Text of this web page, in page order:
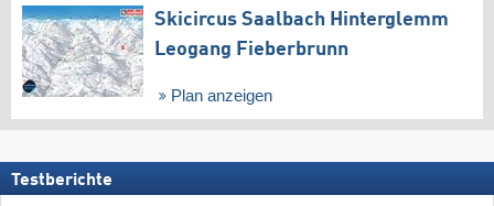
Skicircus Saalbach Hinterglemm
Leogang Fieberbrunn
Plan anzeigen
Testberichte